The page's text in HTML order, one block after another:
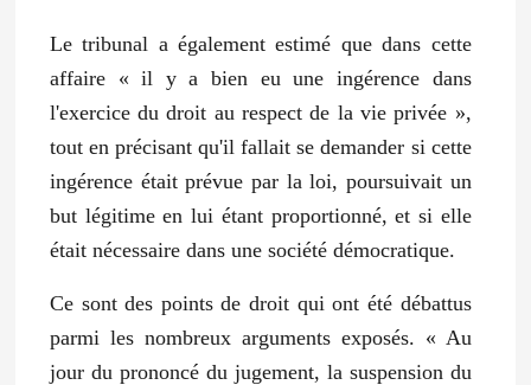
Le tribunal a également estimé que dans cette
affaire « il y a bien eu une ingérence dans
l'exercice du droit au respect de la vie privée »,
tout en précisant qu'il fallait se demander si cette
ingérence était prévue par la loi, poursuivait un
but légitime en lui étant proportionné, et si elle
était nécessaire dans une société démocratique.
Ce sont des points de droit qui ont été débattus
parmi les nombreux arguments exposés. « Au
jour du prononcé du jugement, la suspension du